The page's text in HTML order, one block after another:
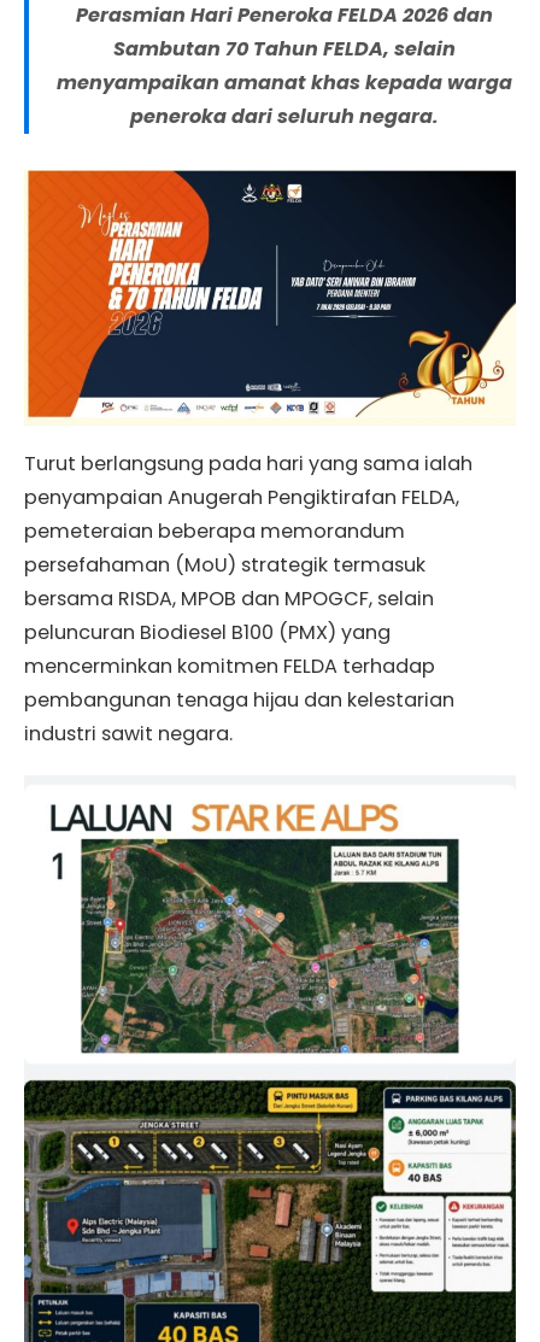
Perasmian Hari Peneroka FELDA 2026 dan
Sambutan 70 Tahun FELDA, selain
menyampaikan amanat khas kepada warga
peneroka dari seluruh negara.
Turut berlangsung pada hari yang sama ialah
penyampaian Anugerah Pengiktirafan FELDA,
pemeteraian beberapa memorandum
persefahaman (MoU) strategik termasuk
bersama RISDA, MPOB dan MPOGCF, selain
peluncuran Biodiesel B100 (PMX) yang
mencerminkan komitmen FELDA terhadap
pembangunan tenaga hijau dan kelestarian
industri sawit negara.